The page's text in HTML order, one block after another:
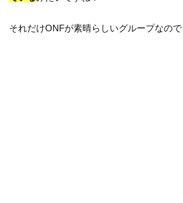
それだけONFが素晴らしいグループなので